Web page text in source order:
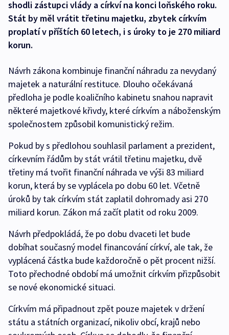
shodli zástupci vlády a církví na konci loňského roku.
Stát by měl vrátit třetinu majetku, zbytek církvím
proplatí v příštích 60 letech, i s úroky to je 270 miliard
korun.
Návrh zákona kombinuje finanční náhradu za nevydaný
majetek a naturální restituce. Dlouho očekávaná
předloha je podle koaličního kabinetu snahou napravit
některé majetkové křivdy, které církvím a náboženským
společnostem způsobil komunistický režim.
Pokud by s předlohou souhlasil parlament a prezident,
církevním řádům by stát vrátil třetinu majetku, dvě
třetiny má tvořit finanční náhrada ve výši 83 miliard
korun, která by se vyplácela po dobu 60 let. Včetně
úroků by tak církvím stát zaplatil dohromady asi 270
miliard korun. Zákon má začít platit od roku 2009.
Návrh předpokládá, že po dobu dvaceti let bude
dobíhat současný model financování církví, ale tak, že
vyplácená částka bude každoročně o pět procent nižší.
Toto přechodné období má umožnit církvím přizpůsobit
se nové ekonomické situaci.
Církvím má připadnout zpět pouze majetek v držení
státu a státních organizací, nikoliv obcí, krajů nebo